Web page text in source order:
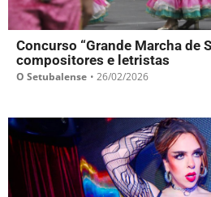
Concurso “Grande Marcha de
compositores e letristas
O Setubalense • 26/02/2026